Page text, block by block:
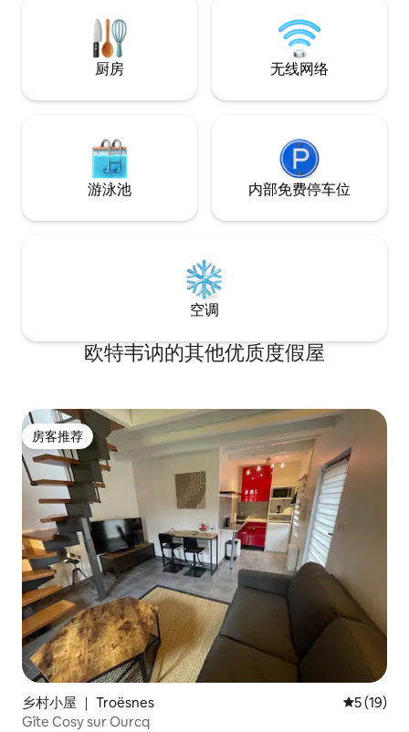
厨房 无线网络
游泳池 内部免费停车位
空调
欧特韦讷的其他优质度假屋
房客推荐
房客推荐
乡村小屋 ｜ Troësnes 平均评分
5 (19)
Gîte Cosy sur Ourcq